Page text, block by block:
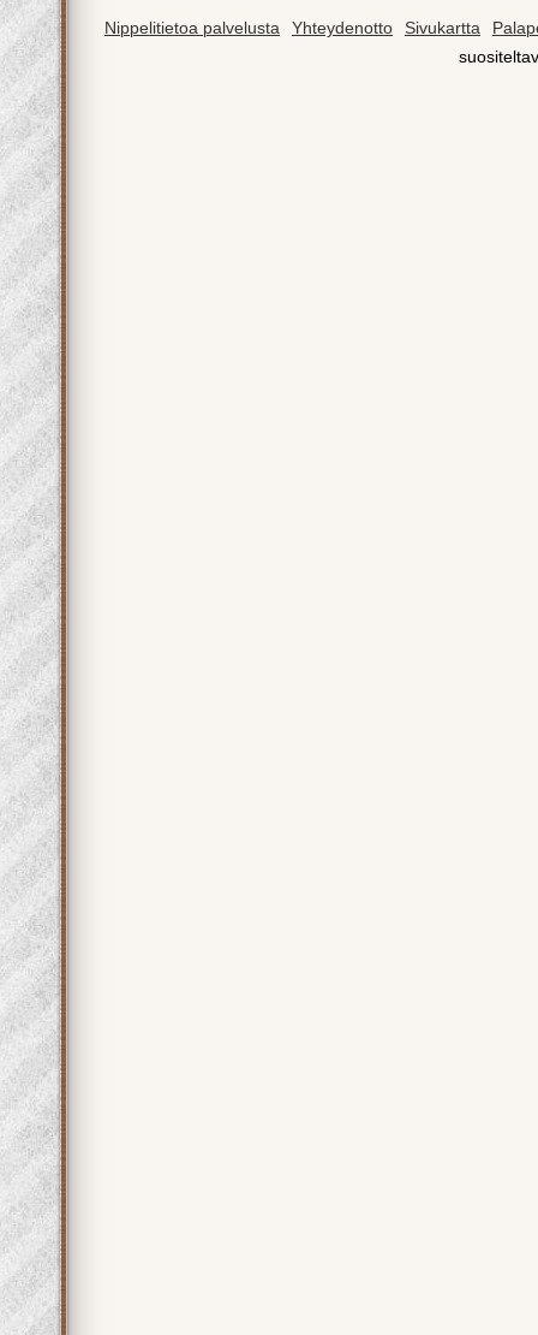
Nippelitietoa palvelusta Yhteydenotto Sivukartta